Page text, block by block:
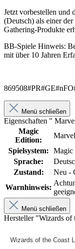
Jetzt vorbestellen und
(Deutsch) als einer
Gathering‑Produkte
BB‑Spiele Hinweis:
mit über 10 Jahren
Menü schließen
Eigenschaften "
Magic
Edition:
Spielsystem:
Magic
Sprache:
Zustand:
Neu -
Warnhinweis:
Menü schließen
Hersteller "Wizards of
Wizards of the Coast